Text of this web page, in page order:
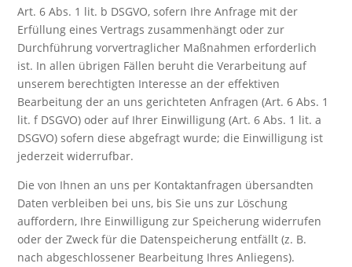
Art. 6 Abs. 1 lit. b DSGVO, sofern Ihre Anfrage mit der
Erfüllung eines Vertrags zusammenhängt oder zur
Durchführung vorvertraglicher Maßnahmen erforderlich
ist. In allen übrigen Fällen beruht die Verarbeitung auf
unserem berechtigten Interesse an der effektiven
Bearbeitung der an uns gerichteten Anfragen (Art. 6 Abs. 1
lit. f DSGVO) oder auf Ihrer Einwilligung (Art. 6 Abs. 1 lit. a
DSGVO) sofern diese abgefragt wurde; die Einwilligung ist
jederzeit widerrufbar.
Die von Ihnen an uns per Kontaktanfragen übersandten
Daten verbleiben bei uns, bis Sie uns zur Löschung
auffordern, Ihre Einwilligung zur Speicherung widerrufen
oder der Zweck für die Datenspeicherung entfällt (z. B.
nach abgeschlossener Bearbeitung Ihres Anliegens).